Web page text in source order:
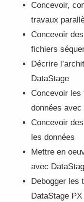
Concevoir,
travaux
Concevoir
fichiers
Décrire
DataStage
Concevoir les
données
Concevoir
les données
Mettre en
avec
Debogger les
DataStage